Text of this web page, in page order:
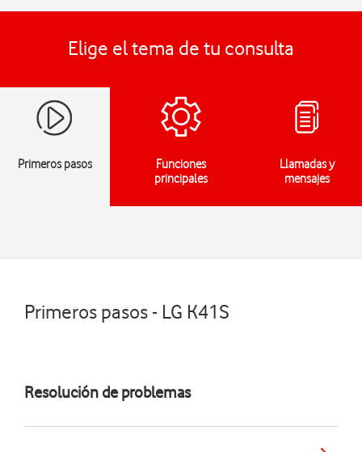
Elige el tema de tu consulta
Primeros pasos
Funciones
principales
Llamadas y
mensajes
Primeros pasos - LG K41S
Resolución de problemas